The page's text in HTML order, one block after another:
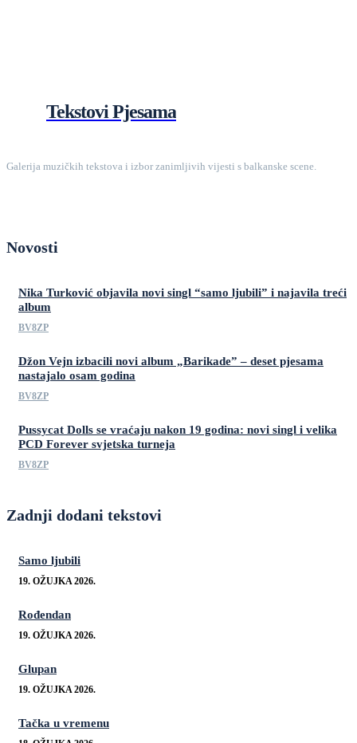
Tekstovi Pjesama
Galerija muzičkih tekstova i izbor zanimljivih vijesti s balkanske scene.
Novosti
Nika Turković objavila novi singl “samo ljubili” i najavila treći
album
BV8ZP
Džon Vejn izbacili novi album „Barikade” – deset pjesama
nastajalo osam godina
BV8ZP
Pussycat Dolls se vraćaju nakon 19 godina: novi singl i velika
PCD Forever svjetska turneja
BV8ZP
Zadnji dodani tekstovi
Samo ljubili
19. OŽUJKA 2026.
Rođendan
19. OŽUJKA 2026.
Glupan
19. OŽUJKA 2026.
Tačka u vremenu